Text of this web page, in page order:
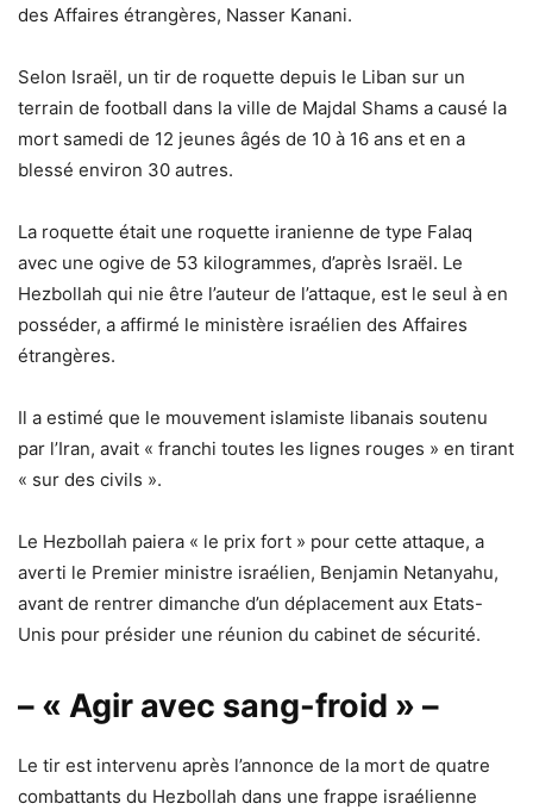
des Affaires étrangères, Nasser Kanani.
Selon Israël, un tir de roquette depuis le Liban sur un
terrain de football dans la ville de Majdal Shams a causé la
mort samedi de 12 jeunes âgés de 10 à 16 ans et en a
blessé environ 30 autres.
La roquette était une roquette iranienne de type Falaq
avec une ogive de 53 kilogrammes, d’après Israël. Le
Hezbollah qui nie être l’auteur de l’attaque, est le seul à en
posséder, a affirmé le ministère israélien des Affaires
étrangères.
Il a estimé que le mouvement islamiste libanais soutenu
par l’Iran, avait « franchi toutes les lignes rouges » en tirant
« sur des civils ».
Le Hezbollah paiera « le prix fort » pour cette attaque, a
averti le Premier ministre israélien, Benjamin Netanyahu,
avant de rentrer dimanche d’un déplacement aux Etats-
Unis pour présider une réunion du cabinet de sécurité.
– « Agir avec sang-froid » –
Le tir est intervenu après l’annonce de la mort de quatre
combattants du Hezbollah dans une frappe israélienne